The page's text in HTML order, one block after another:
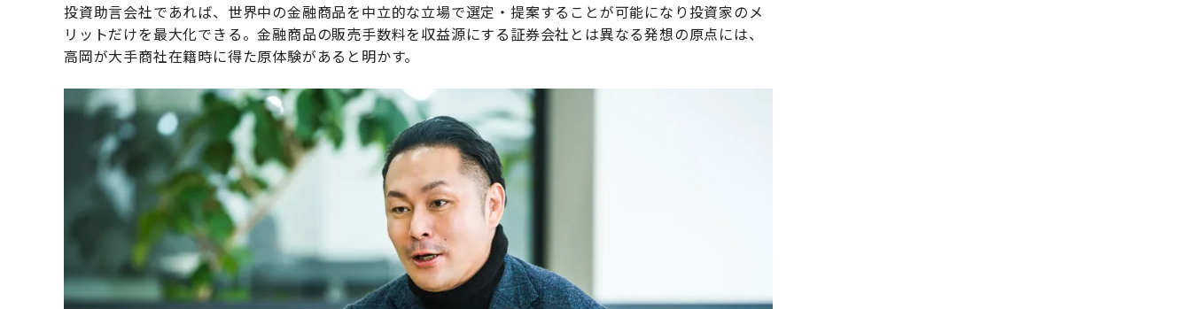
投資助言会社であれば、世界中の金融商品を中立的な立場で選定・提案することが可能になり投資家のメ
リットだけを最大化できる。金融商品の販売手数料を収益源にする証券会社とは異なる発想の原点には、
高岡が大手商社在籍時に得た原体験があると明かす。